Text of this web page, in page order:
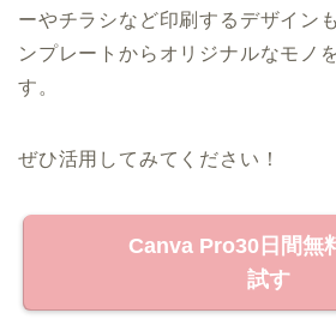
ーやチラシなど印刷するデザイン
ンプレートからオリジナルなモノ
す。
ぜひ活用してみてください！
Canva Pro30日間無
試す